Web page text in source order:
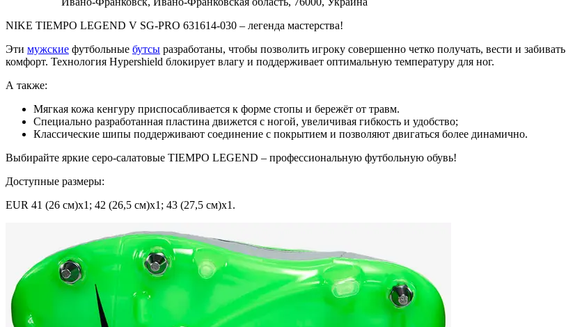
NIKE TIEMPO LEGEND V SG-PRO 631614-030 – легенда мастерства!
Эти мужские футбольные бутсы разработаны, чтобы позволить игроку совершенно четко получать, вести и забивать
комфорт. Технология Hypershield блокирует влагу и поддерживает оптимальную температуру для ног.
А также:
Мягкая кожа кенгуру приспосабливается к форме стопы и бережёт от травм.
Специально разработанная пластина движется с ногой, увеличивая гибкость и удобство;
Классические шипы поддерживают соединение с покрытием и позволяют двигаться более динамично.
Выбирайте яркие серо-салатовые TIEMPO LEGEND – профессиональную футбольную обувь!
Доступные размеры:
EUR 41 (26 см)x1; 42 (26,5 см)х1; 43 (27,5 см)x1.